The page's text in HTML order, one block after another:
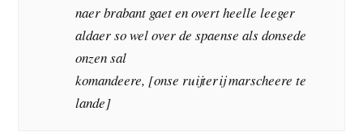
naer brabant gaet en overt heelle leeger
aldaer so wel over de spaense als donsede
onzen sal
komandeere, [onse ruijterij marscheere te
lande]